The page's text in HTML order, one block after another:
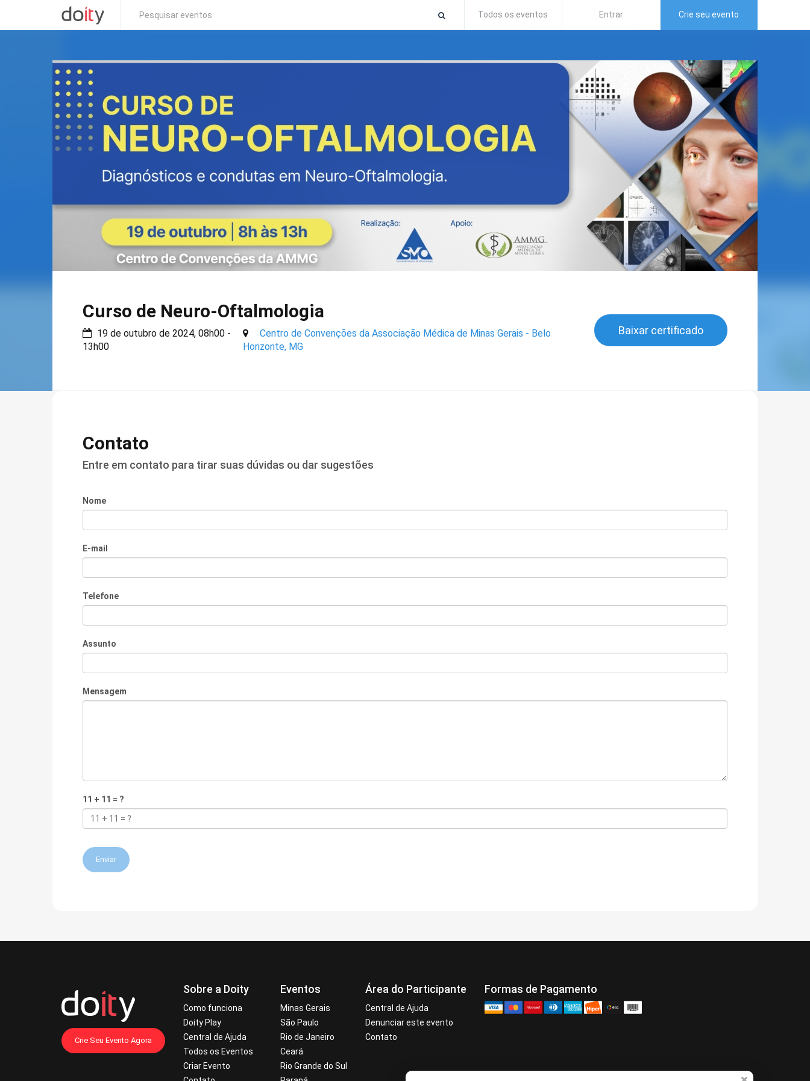
Todos os eventos Entrar Crie seu evento
Curso de Neuro-Oftalmologia
19 de outubro de 2024, 08h00 -
13h00
Centro de Convenções da Associação Médica de Minas Gerais - Belo
Horizonte, MG
Baixar certificado
Contato
Entre em contato para tirar suas dúvidas ou dar sugestões
Nome
E-mail
Telefone
Assunto
Mensagem
11 + 11 = ?
Enviar
Crie Seu Evento Agora
Sobre a Doity
Como funciona
Doity Play
Central de Ajuda
Todos os Eventos
Criar Evento
Eventos
Minas Gerais
São Paulo
Rio de Janeiro
Ceará
Rio Grande do Sul
Área do Participante
Central de Ajuda
Denunciar este evento
Contato
Formas de Pagamento